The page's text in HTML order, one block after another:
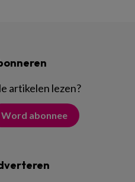
artikelen lezen?
Word abonnee